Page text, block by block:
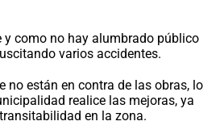
como no hay alumbrado público
varios accidentes.
no están en contra de las obras, lo
realice las mejoras, ya
en la zona.